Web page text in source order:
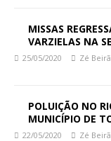
MISSAS
VARZIELAS NA
25/05/2020 Zé
POLUIÇÃO NO
MUNICÍPIO DE
22/05/2020 Zé